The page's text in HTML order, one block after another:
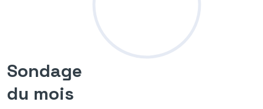
Sondage
du mois